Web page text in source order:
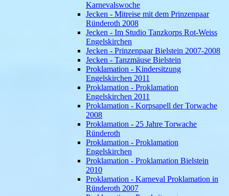
Karnevalswoche
Jecken - Mitreise mit dem Prinzenpaar
Ründeroth 2008
Jecken - Im Studio Tanzkorps Rot-Weiss
Engelskirchen
Jecken - Prinzenpaar Bielstein 2007-2008
Jecken - Tanzmäuse Bielstein
Proklamation - Kindersitzung
Engelskirchen 2011
Proklamation - Proklamation
Engelskirchen 2011
Proklamation - Korpsapell der Torwache
2008
Proklamation - 25 Jahre Torwache
Ründeroth
Proklamation - Proklamation
Engelskirchen
Proklamation - Proklamation Bielstein
2010
Proklamation - Karneval Proklamation in
Ründeroth 2007